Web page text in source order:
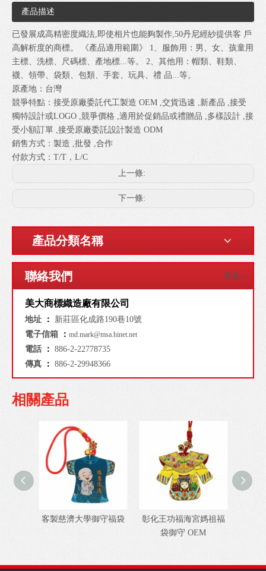
產品描述
已發展成高精密度織法,即使相片也能夠製作,50丹尼經紗提供客 戶
高解析度的商標。 《產品適用範圍》 1、服飾用：男、女、孩童用
主標、洗標、尺碼標、產地標...等。 2、其他用：帽類、鞋類、
襪、領帶、袋類、包類、手套、玩具、禮 品...等。
原產地：台灣
競爭特點：接受原廠委託代工製造 OEM ,交貨迅速 ,新產品 ,接受
獨特設計或LOGO ,競爭價格 ,適用於促銷品或禮贈品 ,多樣設計 ,接
受小額訂單 ,接受原廠委託設計製造 ODM
銷售方式：製造 ,批發 ,合作
付款方式：T/T，L/C
上一條:
下一條:
產品分類名稱
聯絡我們 更多 »
美大商標織造廠有限公司
地址 ：
新莊區化成路190巷10號
電子信箱
： md.mark@msa.hinet.net
電話 ： 886-2-22778735
傳真
： 886-2-29948366
相關產品
客製慈濟大學御守福袋
彰化王功福海宮媽祖福
袋御守 OEM